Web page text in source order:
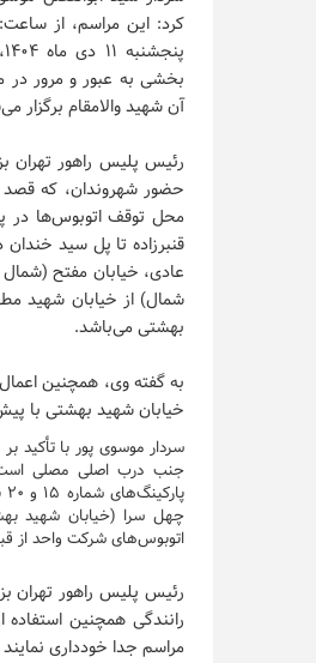
بخشی به عبور و مرور در
آن شهید والامقام برگزار
رئیس پلیس راهور تهران
حضور شهروندان، که
قنبرزاده تا پل سید
عادی، خیابان مفتح
شمال) از خیابان شهید
بهشتی می‌باشد.
خیابان شهید بهشتی با
سردار موسوی پور با
جنب درب اصلی مصلی
چهل سرا (خیابان شهید
اتوبوس‌های شرکت واحد از
رئیس پلیس راهور تهران
رانندگی همچنین
مراسم جدا خودداری